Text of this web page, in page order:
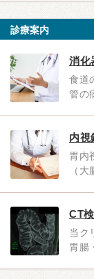
診療案内
消化
食道
管の
内視
胃内
（
CT
当ク
胃腸